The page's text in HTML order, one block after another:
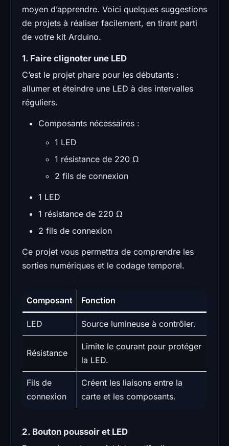
moyen d’apprendre. Voici quelques suggestions
de projets à réaliser facilement, en tirant parti
de votre kit Arduino.
1. Faire clignoter une LED
C’est le projet phare pour les débutants :
allumer et éteindre une LED à des intervalles
réguliers.
Composants nécessaires :
1 LED
1 résistance de 220 Ω
2 fils de connexion
1 LED
1 résistance de 220 Ω
2 fils de connexion
Ce projet vous permettra de comprendre les
sorties numériques et le codage temporel.
Composant Fonction
LED Source lumineuse à contrôler.
Résistance
Limite le courant pour protéger
la LED.
Fils de
connexion
Créent les liaisons entre la
carte et les composants.
2. Bouton poussoir et LED